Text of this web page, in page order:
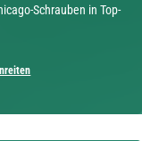
Schrauben in Top-